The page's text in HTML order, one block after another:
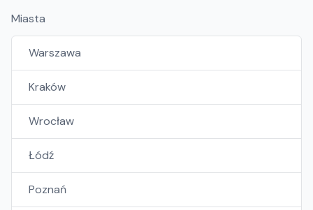
Miasta
Warszawa
Kraków
Wrocław
Łódź
Poznań